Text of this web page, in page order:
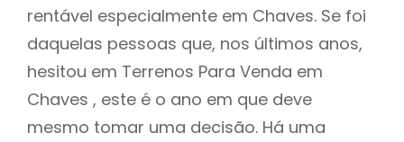
rentável especialmente em Chaves. Se foi
daquelas pessoas que, nos últimos anos,
hesitou em Terrenos Para Venda em
Chaves , este é o ano em que deve
mesmo tomar uma decisão. Há uma